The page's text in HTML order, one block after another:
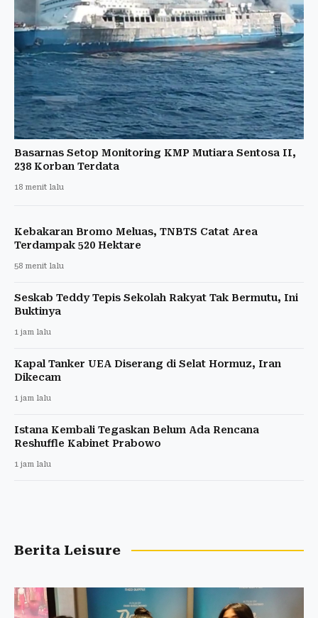
Basarnas Setop Monitoring KMP Mutiara Sentosa II,
238 Korban Terdata
18 menit lalu
Kebakaran Bromo Meluas, TNBTS Catat Area
Terdampak 520 Hektare
58 menit lalu
Seskab Teddy Tepis Sekolah Rakyat Tak Bermutu, Ini
Buktinya
1 jam lalu
Kapal Tanker UEA Diserang di Selat Hormuz, Iran
Dikecam
1 jam lalu
Istana Kembali Tegaskan Belum Ada Rencana
Reshuffle Kabinet Prabowo
1 jam lalu
Berita Leisure